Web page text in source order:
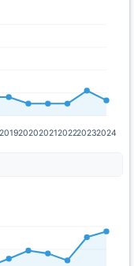
20202021202220232024